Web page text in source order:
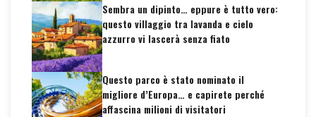
Sembra un dipinto… eppure è tutto vero:
questo villaggio tra lavanda e cielo
azzurro vi lascerà senza fiato
Questo parco è stato nominato il
migliore d’Europa… e capirete perché
affascina milioni di visitatori